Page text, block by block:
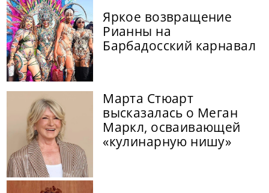
Яркое возвращение
Рианны на
Барбадосский карнавал
Марта Стюарт
высказалась о Меган
Маркл, осваивающей
«кулинарную нишу»